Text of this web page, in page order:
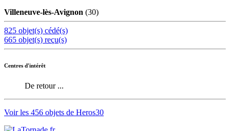
Villeneuve-lès-Avignon (30)
825 objet(s) cédé(s)
665 objet(s) reçu(s)
Centres d'intérêt
De retour ...
Voir les 456 objets de Heros30